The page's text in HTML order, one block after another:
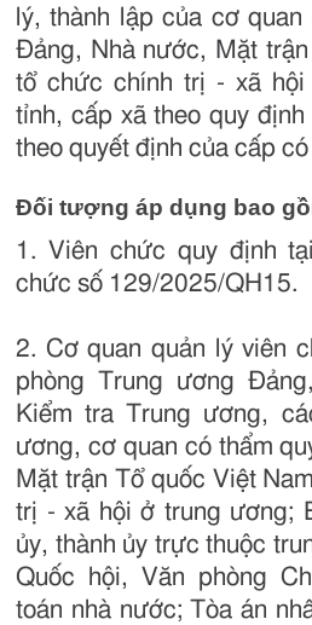
lý, thành lập của cơ
Đảng, Nhà nước, Mặt
tổ chức chính trị - xã
tỉnh, cấp xã theo quy
theo quyết định của cấp
Đối tượng áp dụng bao
1. Viên chức quy định
chức số 129/2025/QH15.
2. Cơ quan quản lý viên
phòng Trung ương
Kiểm tra Trung ương,
ương, cơ quan có thẩm
Mặt trận Tổ quốc Việt
trị - xã hội ở trung ương;
ủy, thành ủy trực thuộc
Quốc hội, Văn phòng
toán nhà nước; Tòa án